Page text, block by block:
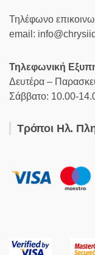
Τηλέφωνο
email:
Τηλεφωνική
Δευτέρα –
Σάββατο: 10.00-
Τρόποι Ηλ.